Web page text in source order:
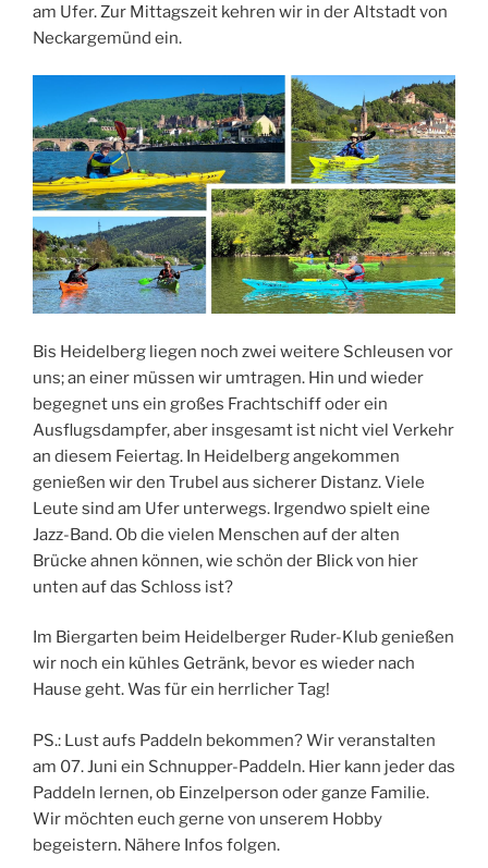
am Ufer. Zur Mittagszeit kehren wir in der Altstadt von
Neckargemünd ein.
Bis Heidelberg liegen noch zwei weitere Schleusen vor
uns; an einer müssen wir umtragen. Hin und wieder
begegnet uns ein großes Frachtschiff oder ein
Ausflugsdampfer, aber insgesamt ist nicht viel Verkehr
an diesem Feiertag. In Heidelberg angekommen
genießen wir den Trubel aus sicherer Distanz. Viele
Leute sind am Ufer unterwegs. Irgendwo spielt eine
Jazz-Band. Ob die vielen Menschen auf der alten
Brücke ahnen können, wie schön der Blick von hier
unten auf das Schloss ist?
Im Biergarten beim Heidelberger Ruder-Klub genießen
wir noch ein kühles Getränk, bevor es wieder nach
Hause geht. Was für ein herrlicher Tag!
PS.: Lust aufs Paddeln bekommen? Wir veranstalten
am 07. Juni ein Schnupper-Paddeln. Hier kann jeder das
Paddeln lernen, ob Einzelperson oder ganze Familie.
Wir möchten euch gerne von unserem Hobby
begeistern. Nähere Infos folgen.